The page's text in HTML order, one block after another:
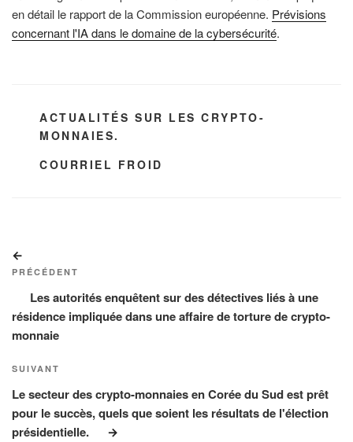
en détail le rapport de la Commission européenne. Prévisions
concernant l'IA dans le domaine de la cybersécurité.
CATÉGORIES
ACTUALITÉS SUR LES CRYPTO-
MONNAIES.
ÉTIQUETTES
COURRIEL FROID
de
l’article
précédent
PRÉCÉDENT
Les autorités enquêtent sur des détectives liés à une
résidence impliquée dans une affaire de torture de crypto-
monnaie
Article
suivant
SUIVANT
Le secteur des crypto-monnaies en Corée du Sud est prêt
pour le succès, quels que soient les résultats de l'élection
présidentielle.